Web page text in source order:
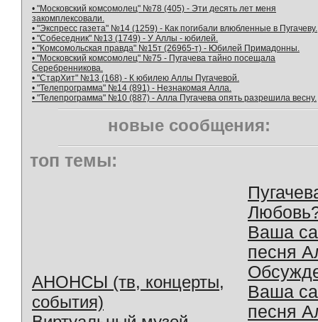
• "Московский комсомолец" №78 (405) - Эти десять лет меня
закомплексовали.
• "Экспресс газета" №14 (1259) - Как погибали влюбленные в Пугачеву.
• "Собеседник" №13 (1749) - У Аллы - юбилей.
• "Комсомольская правда" №15т (26965-т) - Юбилей Примадонны.
• "Московский комсомолец" №75 - Пугачева тайно посещала
Серебренникова.
• "СтарХит" №13 (168) - К юбилею Аллы Пугачевой.
• "Телепрограмма" №14 (891) - Незнакомая Алла.
• "Телепрограмма" №10 (887) - Алла Пугачева опять разрешила весну.
новые сообщения:
топ темы:
АНОНСЫ (тв, концерты,
события)
Ваша
песня
Ваша
песня